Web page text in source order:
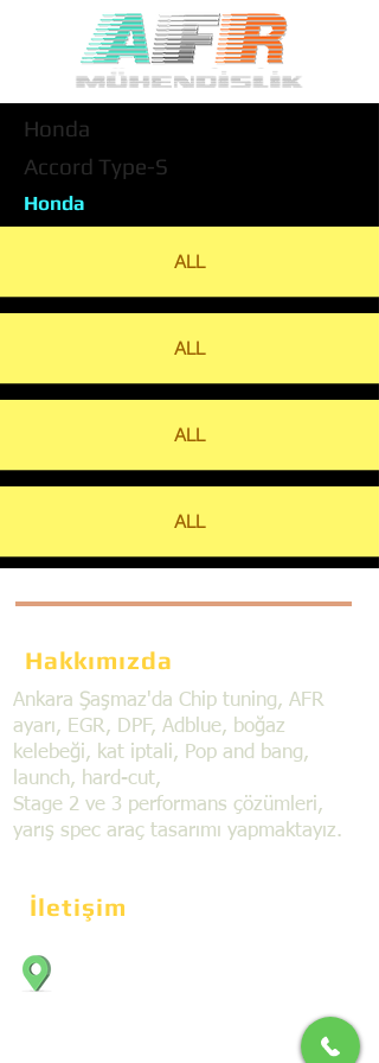
Honda
Accord Type-S
Honda
ALL
ALL
ALL
ALL
Hakkımızda
Ankara Şaşmaz'da Chip tuning, AFR
ayarı, EGR, DPF, Adblue, boğaz
kelebeği, kat iptali, Pop and bang,
launch, hard-cut,
Stage 2 ve 3 performans çözümleri,
yarış spec araç tasarımı yapmaktayız.
İletişim